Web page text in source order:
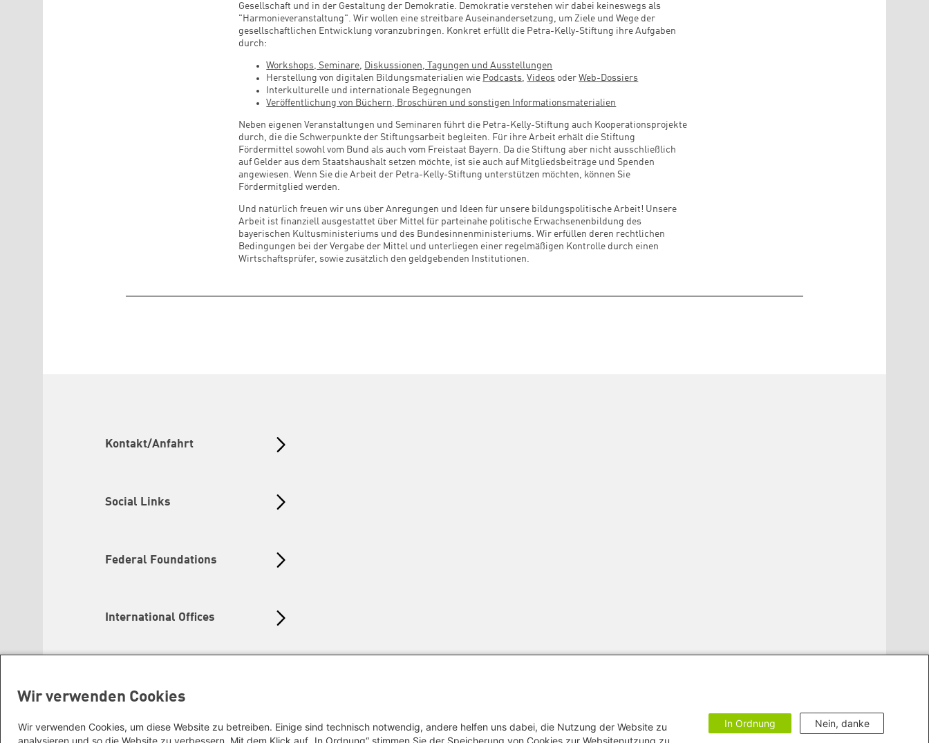
Gesellschaft und in der Gestaltung der Demokratie. Demokratie verstehen wir dabei keineswegs als
"Harmonieveranstaltung". Wir wollen eine streitbare Auseinandersetzung, um Ziele und Wege der
gesellschaftlichen Entwicklung voranzubringen. Konkret erfüllt die Petra-Kelly-Stiftung ihre Aufgaben
durch:
Workshops, Seminare, Diskussionen, Tagungen und Ausstellungen
Herstellung von digitalen Bildungsmaterialien wie Podcasts,Videos oderWeb-Dossiers
Interkulturelle und internationale Begegnungen
Veröffentlichung von Büchern, Broschüren und sonstigen Informationsmaterialien
Neben eigenen Veranstaltungen und Seminaren führt die Petra-Kelly-Stiftung auch Kooperationsprojekte
durch, die die Schwerpunkte der Stiftungsarbeit begleiten. Für ihre Arbeit erhält die Stiftung
Fördermittel sowohl vom Bund als auch vom Freistaat Bayern. Da die Stiftung aber nicht ausschließlich
auf Gelder aus dem Staatshaushalt setzen möchte, ist sie auch auf Mitgliedsbeiträge und Spenden
angewiesen. Wenn Sie die Arbeit der Petra-Kelly-Stiftung unterstützen möchten, können Sie
Fördermitglied werden.
Und natürlich freuen wir uns über Anregungen und Ideen für unsere bildungspolitische Arbeit! Unsere
Arbeit ist finanziell ausgestattet über Mittel für parteinahe politische Erwachsenenbildung des
bayerischen Kultusministeriums und des Bundesinnenministeriums. Wir erfüllen deren rechtlichen
Bedingungen bei der Vergabe der Mittel und unterliegen einer regelmäßigen Kontrolle durch einen
Wirtschaftsprüfer, sowie zusätzlich den geldgebenden Institutionen.
Kontakt/Anfahrt
Social Links
Federal Foundations
International Offices
Wir verwenden Cookies
Wir verwenden Cookies, um diese Website zu betreiben. Einige sind technisch notwendig, andere helfen uns dabei, die Nutzung der Website zu
analysieren und so die Website zu verbessern. Mit dem Klick auf „In Ordnung“ stimmen Sie der Speicherung von Cookies zur Websitenutzung zu.
In Ordnung Nein, danke